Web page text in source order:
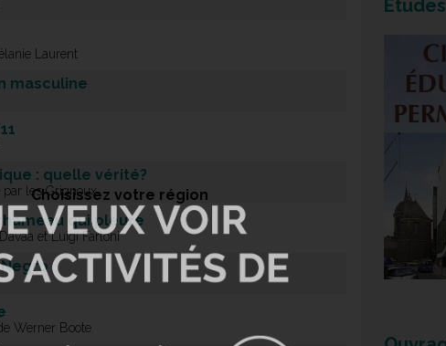
Laurent
masculine
: quelle vérité?
par les Grignoux
qui pleure
et Luigi Farloni
Negro
Werner Boote
Choisissez votre région